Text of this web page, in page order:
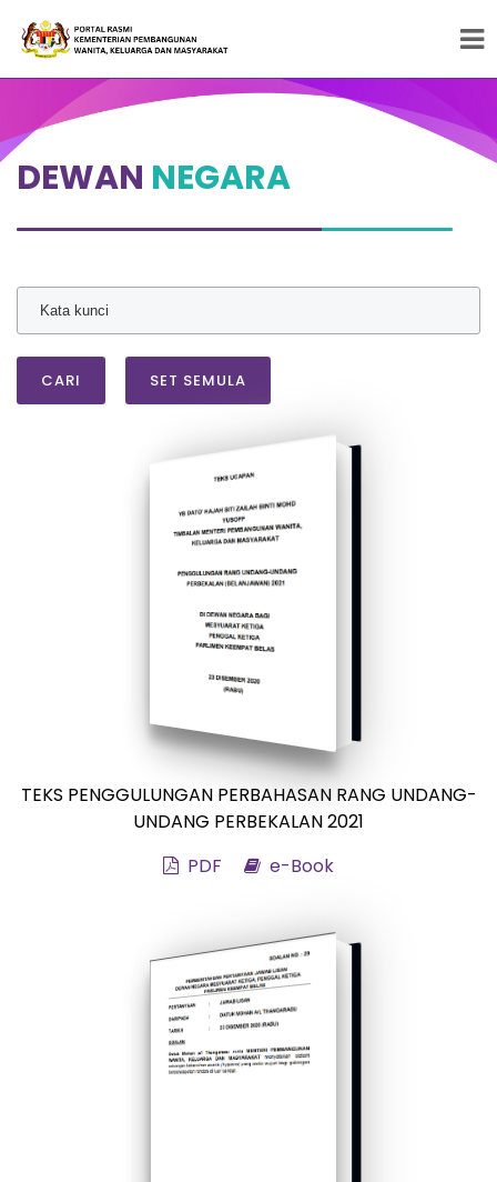
Peneraju Pembangunan Wanita, Keluarga dan
Masyarakat
DEWAN NEGARA
CARI SET SEMULA
TEKS PENGGULUNGAN PERBAHASAN RANG UNDANG-
UNDANG PERBEKALAN 2021
PDF
e-Book